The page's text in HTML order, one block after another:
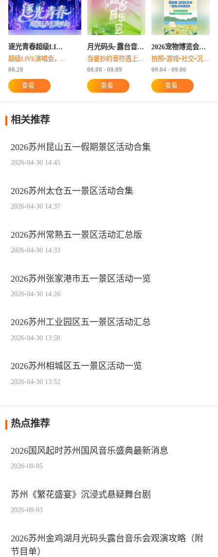
逐光青春超级LIVE演唱会-苏州站
08.28
查看
月光码头·露台音乐会
08.08 - 08.09
查看
2026宠物博览会—苏州站
拍照•游戏•社交•沉浸式撸宠与小动物互动
09.04 - 09.06
查看
相关推荐
2026苏州昆山五一假期景区活动合集
2026-04-30 14:45
2026苏州太仓五一景区活动合集
2026-04-30 14:37
2026苏州常熟五一景区活动汇总版
2026-04-30 14:33
2026苏州张家港市五一景区活动一览
2026-04-30 14:26
2026苏州工业园区五一景区活动汇总
2026-04-30 13:58
2026苏州相城区五一景区活动一览
2026-04-30 13:52
热点推荐
2026国风起时苏州国风音乐盛典最新消息
2026-08-05
苏州《繁花盛宴》沉浸式悬疑舞台剧
2026-08-03
2026苏州金鸡湖月光码头露台音乐会观演攻略（附
节目单）